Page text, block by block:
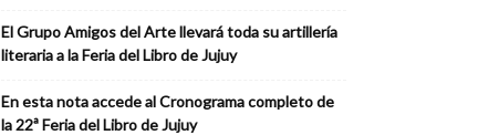
El Grupo Amigos del Arte llevará toda su artillería
literaria a la Feria del Libro de Jujuy
En esta nota accede al Cronograma completo de
la 22ª Feria del Libro de Jujuy